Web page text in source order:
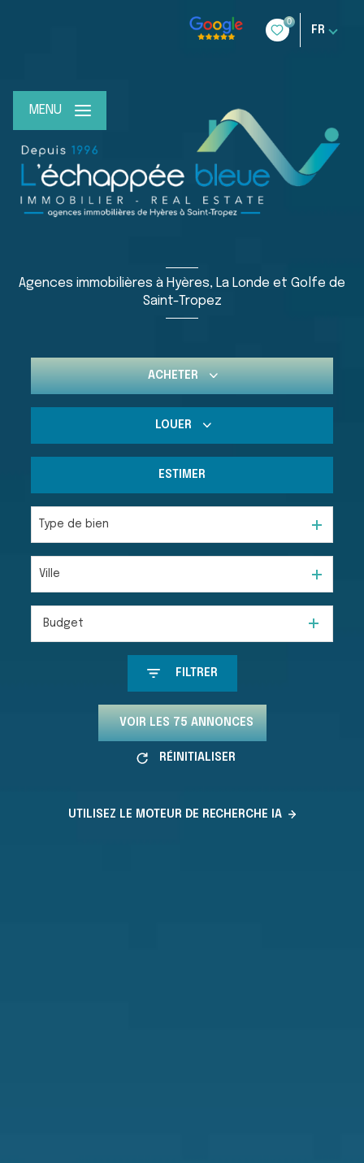
0
FR
MENU
Agences immobilières à Hyères, La Londe et Golfe de
Saint-Tropez
ACHETER
Du neuf
LOUER
De l'immo pro
ESTIMER
Type de bien
Ville
Budget
FILTRER
VOIR LES 75 ANNONCES
RÉINITIALISER
UTILISEZ LE MOTEUR DE RECHERCHE IA